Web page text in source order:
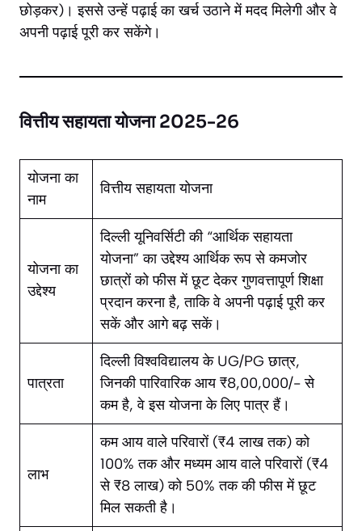
छोड़कर)। इससे उन्हें पढ़ाई का खर्च उठाने में मदद मिलेगी और वे
अपनी पढ़ाई पूरी कर सकेंगे।
वित्तीय सहायता योजना 2025-26
योजना का
नाम
वित्तीय सहायता योजना
योजना का
उद्देश्य
दिल्ली यूनिवर्सिटी की “आर्थिक सहायता
योजना” का उद्देश्य आर्थिक रूप से कमजोर
छात्रों को फीस में छूट देकर गुणवत्तापूर्ण शिक्षा
प्रदान करना है, ताकि वे अपनी पढ़ाई पूरी कर
सकें और आगे बढ़ सकें।
पात्रता
दिल्ली विश्वविद्यालय के UG/PG छात्र,
जिनकी पारिवारिक आय ₹8,00,000/- से
कम है, वे इस योजना के लिए पात्र हैं।
लाभ
कम आय वाले परिवारों (₹4 लाख तक) को
100% तक और मध्यम आय वाले परिवारों (₹4
से ₹8 लाख) को 50% तक की फीस में छूट
मिल सकती है।